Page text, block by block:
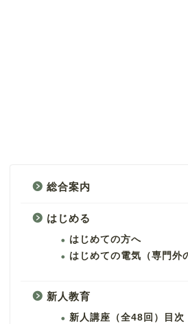
総合案内
はじめる
はじめての方へ
はじめての電気（専門外
新人教育
新人講座（全48回）目次